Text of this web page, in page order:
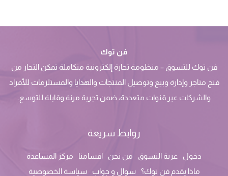
فن توك
فن توك للتسوق – منظومة تجارة إلكترونية متكاملة تمكن التجار من
فتح متاجر وإدارة وبيع وتوصيل المنتجات والهدايا والمستلزمات للأفراد
والشركات عبر قنوات متعددة، ضمن تجربة مرنة وقابلة للتوسع.
روابط سريعة
دخول عربة التسوق من نحن اقسامنا
مركز المساعدة
ماذا يقدم فن توك؟
سوال و جواب
سياسة الخصوصية